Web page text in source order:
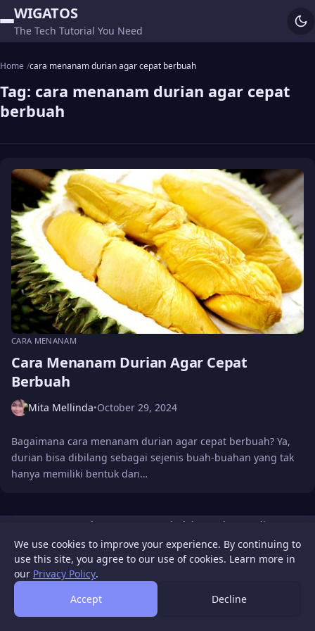
WIGATOS
The Tech Tutorial You Need
Home cara menanam durian agar cepat berbuah
Tag: cara menanam durian agar cepat
berbuah
CARA MENANAM
Cara Menanam Durian Agar Cepat
Berbuah
Mita Mellinda•October 29, 2024
Bagaimana cara menanam durian agar cepat berbuah? Ya,
durian bisa dibilang sebagai sejenis buah-buahan yang tak
hanya memiliki bentuk dan…
About Disclaimer
Privacy Policy
© 2026 WIGATOS.
We use cookies to improve your experience. By continuing to
use this site, you agree to our use of cookies. Learn more in
our Privacy Policy.
Accept
Decline